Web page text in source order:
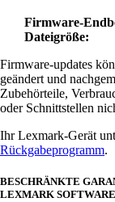
Firmware-
Dateigröße:
Firmware-updates
geändert und
Zubehörteile,
oder Schnittstellen
Ihr Lexmark-Gerät
Rückgabeprogramm.
BESCHRÄNKTE
LEXMARK SOFTWARE